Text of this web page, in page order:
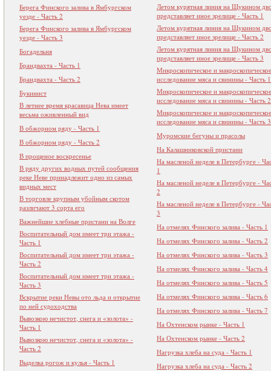
Берега Финского залива в Ямбургском
уезде - Часть 2
Берега Финского залива в Ямбургском
уезде - Часть 3
Богадельня
Брандвахта - Часть 1
Брандвахта - Часть 2
Букинист
В летнее время красавица Нева имеет
весьма оживленный вид
В обжорном ряду - Часть 1
В обжорном ряду - Часть 2
В прощеное воскресенье
В ряду других водных путей сообщения
реке Неве принадлежит одно из самых
видных мест
В торговле крупным убойным скотом
различают 3 сорта его
Важнейшие хлебные пристани на Волге
Воспитательный дом имеет три этажа -
Часть 1
Воспитательный дом имеет три этажа -
Часть 2
Воспитательный дом имеет три этажа -
Часть 3
Вскрытие реки Невы ото льда и открытие
по ней судоходства
Вывозкою нечистот, снега и «золота» -
Часть 1
Вывозкою нечистот, снега и «золота» -
Часть 2
Выделка рогож и кулья - Часть 1
Летом курятная линия на Щукином
представляет иное зрелище - Часть 1
Летом курятная линия на Щукином
представляет иное зрелище - Часть 2
Летом курятная линия на Щукином
представляет иное зрелище - Часть 3
Микроскопическое и макроскопическое
исследование мяса и свинины - Часть 1
Микроскопическое и макроскопическое
исследование мяса и свинины - Часть 2
Микроскопическое и макроскопическое
исследование мяса и свинины - Часть 3
Муромские бегуны и прасолы
На Калашниковской пристани
На масленой неделе в Петербурге -
1
На масленой неделе в Петербурге -
2
На масленой неделе в Петербурге -
3
На отмелях Финского залива - Часть 1
На отмелях Финского залива - Часть 2
На отмелях Финского залива - Часть 3
На отмелях Финского залива - Часть 4
На отмелях Финского залива - Часть 5
На отмелях Финского залива - Часть 6
На отмелях Финского залива - Часть 7
На Охтенском рынке - Часть 1
На Охтенском рынке - Часть 2
Нагрузка хлеба на суда - Часть 1
Нагрузка хлеба на суда - Часть 2